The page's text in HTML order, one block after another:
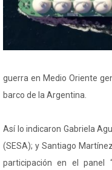
guerra en Medio Oriente
barco de la Argentina.
Así lo indicaron Gabriela
(SESA); y Santiago
participación en el panel